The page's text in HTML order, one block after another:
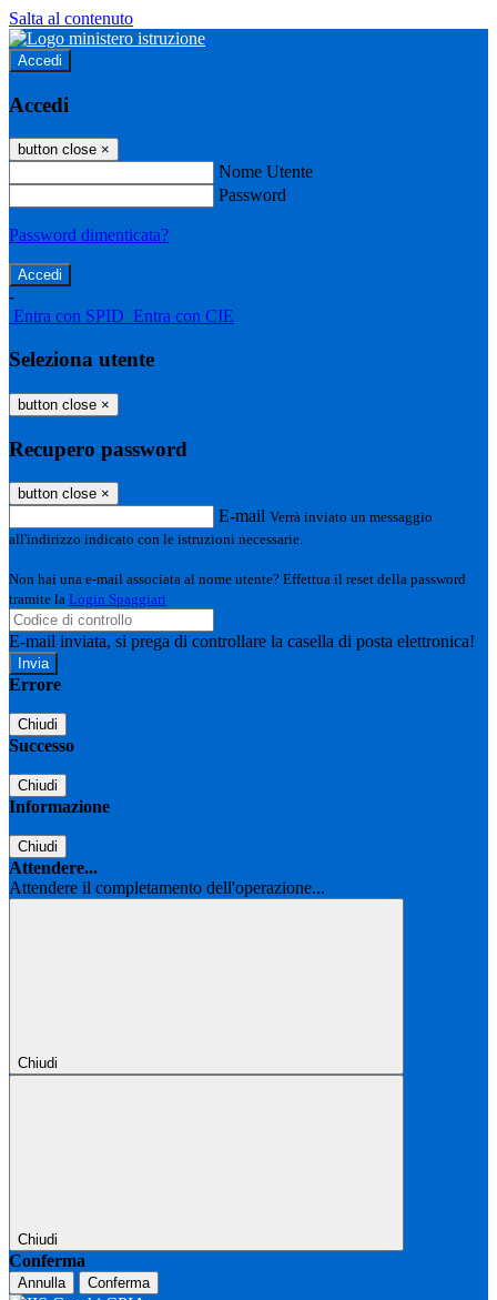
Salta al contenuto
Accedi
Accedi
button close ×
Nome Utente
Password
Password dimenticata?
-
Entra con SPID Entra con CIE
Seleziona utente
button close ×
Recupero password
button close ×
E-mail Verrà inviato un messaggio
all'indirizzo indicato con le istruzioni necessarie.
Non hai una e-mail associata al nome utente? Effettua il reset della password
tramite la Login Spaggiari
E-mail inviata, si prega di controllare la casella di posta elettronica!
Errore
Chiudi
Successo
Chiudi
Informazione
Chiudi
Attendere...
Attendere il completamento dell'operazione...
Chiudi
Chiudi
Conferma
Annulla Conferma